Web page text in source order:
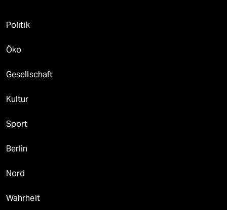
Politik
Öko
Gesellschaft
Kultur
Sport
Berlin
Nord
Wahrheit